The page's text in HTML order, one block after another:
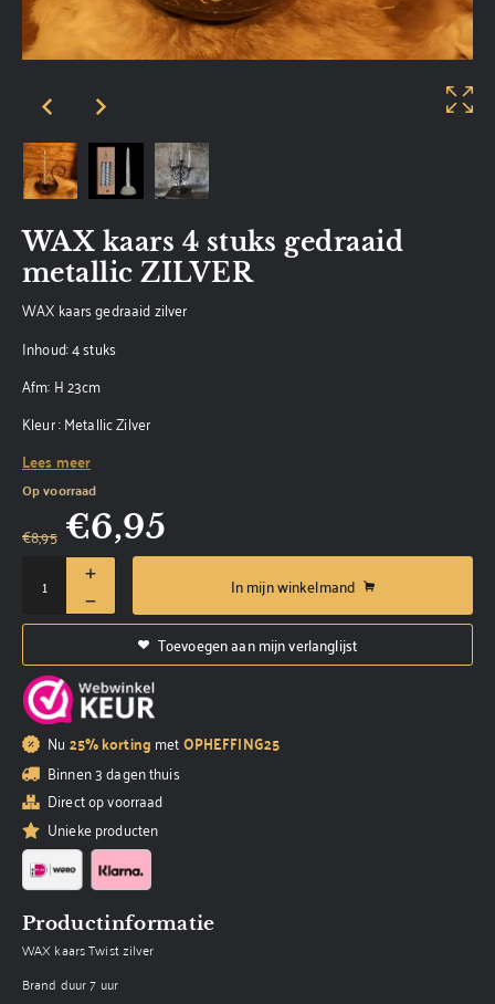
WAX kaars 4 stuks gedraaid
metallic ZILVER
WAX kaars gedraaid zilver
Inhoud: 4 stuks
Afm: H 23cm
Kleur : Metallic Zilver
Lees meer
Op voorraad
€8,95 €6,95
In mijn winkelmand
Toevoegen aan mijn verlanglijst
Nu 25% korting metOPHEFFING25
Binnen 3 dagen thuis
Direct op voorraad
Unieke producten
Productinformatie
WAX kaars Twist zilver
Brand duur 7 uur